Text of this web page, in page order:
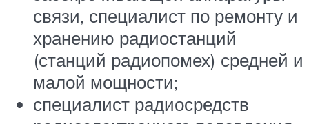
связи, специалист по ремонту и
хранению радиостанций
(станций радиопомех) средней и
малой мощности;
специалист радиосредств